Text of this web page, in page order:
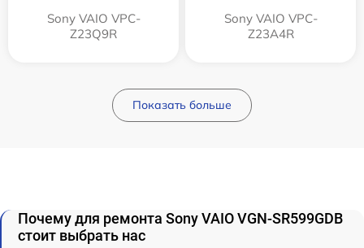
Sony VAIO VPC-
Z23Q9R
Sony VAIO VPC-
Z23A4R
Показать больше
Почему для ремонта Sony VAIO VGN-SR599GDB
стоит выбрать нас